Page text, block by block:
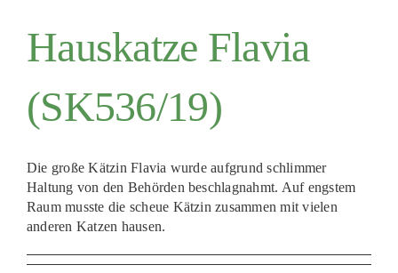
Hauskatze Flavia
(SK536/19)
Die große Kätzin Flavia wurde aufgrund schlimmer
Haltung von den Behörden beschlagnahmt. Auf engstem
Raum musste die scheue Kätzin zusammen mit vielen
anderen Katzen hausen.